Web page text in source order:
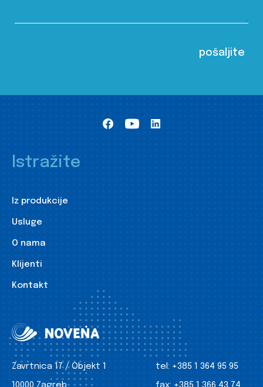
Istražite
Iz produkcije
Usluge
O nama
Klijenti
Kontakt
Zavrtnica 17 / Objekt 1
tel: +385 1 364 95 95